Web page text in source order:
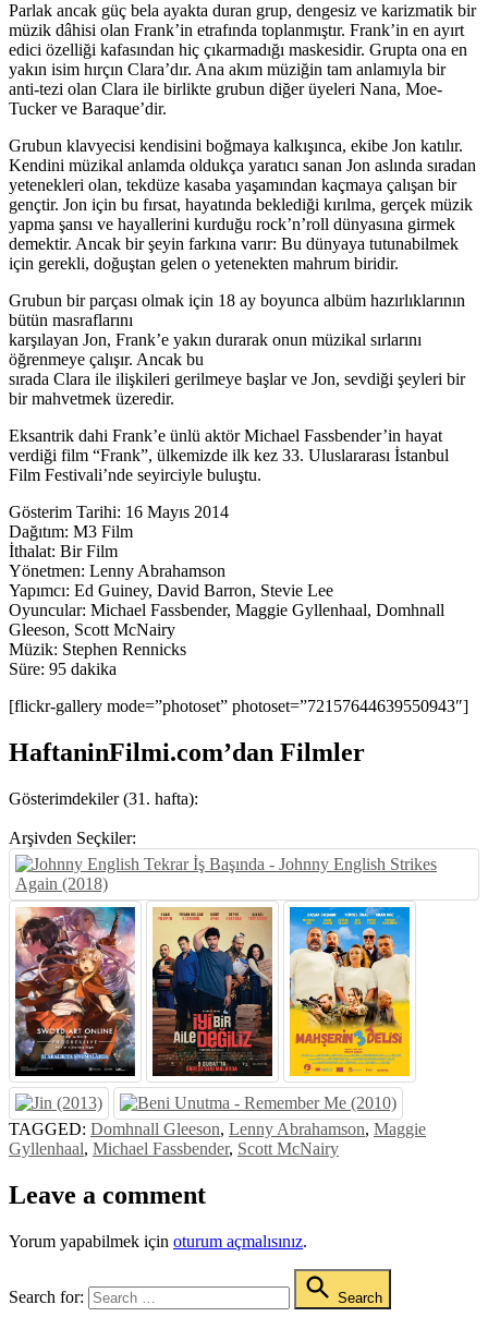
Parlak ancak güç bela ayakta duran grup, dengesiz ve karizmatik bir
müzik dâhisi olan Frank’in etrafında toplanmıştır. Frank’in en ayırt
edici özelliği kafasından hiç çıkarmadığı maskesidir. Grupta ona en
yakın isim hırçın Clara’dır. Ana akım müziğin tam anlamıyla bir
anti-tezi olan Clara ile birlikte grubun diğer üyeleri Nana, Moe-
Tucker ve Baraque’dir.
Grubun klavyecisi kendisini boğmaya kalkışınca, ekibe Jon katılır.
Kendini müzikal anlamda oldukça yaratıcı sanan Jon aslında sıradan
yetenekleri olan, tekdüze kasaba yaşamından kaçmaya çalışan bir
gençtir. Jon için bu fırsat, hayatında beklediği kırılma, gerçek müzik
yapma şansı ve hayallerini kurduğu rock’n’roll dünyasına girmek
demektir. Ancak bir şeyin farkına varır: Bu dünyaya tutunabilmek
için gerekli, doğuştan gelen o yetenekten mahrum biridir.
Grubun bir parçası olmak için 18 ay boyunca albüm hazırlıklarının
bütün masraflarını
karşılayan Jon, Frank’e yakın durarak onun müzikal sırlarını
öğrenmeye çalışır. Ancak bu
sırada Clara ile ilişkileri gerilmeye başlar ve Jon, sevdiği şeyleri bir
bir mahvetmek üzeredir.
Eksantrik dahi Frank’e ünlü aktör Michael Fassbender’in hayat
verdiği film “Frank”, ülkemizde ilk kez 33. Uluslararası İstanbul
Film Festivali’nde seyirciyle buluştu.
Gösterim Tarihi: 16 Mayıs 2014
Dağıtım: M3 Film
İthalat: Bir Film
Yönetmen: Lenny Abrahamson
Yapımcı: Ed Guiney, David Barron, Stevie Lee
Oyuncular: Michael Fassbender, Maggie Gyllenhaal, Domhnall
Gleeson, Scott McNairy
Müzik: Stephen Rennicks
Süre: 95 dakika
[flickr-gallery mode=”photoset” photoset=”72157644639550943″]
HaftaninFilmi.com’dan Filmler
Gösterimdekiler (31. hafta):
Arşivden Seçkiler:
TAGGED: Domhnall Gleeson, Lenny Abrahamson, Maggie
Gyllenhaal, Michael Fassbender, Scott McNairy
Leave a comment
Yorum yapabilmek için oturum açmalısınız.
Search for: Search